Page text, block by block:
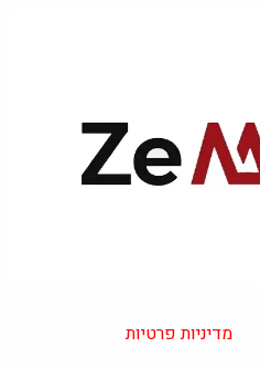
מדיניות פרטיות